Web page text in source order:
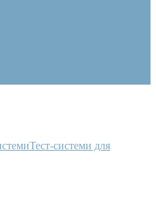
Тест-системи для